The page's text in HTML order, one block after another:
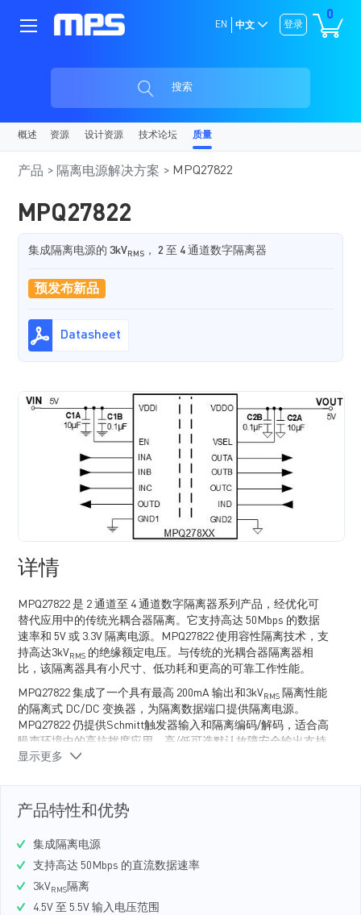
0
登录
EN 中文
搜索
概述 资源 设计资源 技术论坛 质量
产品 隔离电源解决方案 MPQ27822
MPQ27822
集成隔离电源的 3kV RMS ， 2 至 4 通道数字隔离器
预发布新品
Datasheet
详情
MPQ27822 是 2 通道至 4 通道数字隔离器系列产品，经优化可
替代应用中的传统光耦合器隔离。它支持高达 50Mbps 的数据
速率和 5V 或 3.3V 隔离电源。MPQ27822 使用容性隔离技术，支
持高达3kV RMS 的绝缘额定电压。与传统的光耦合器隔离器相
比，该隔离器具有小尺寸、低功耗和更高的可靠工作性能。
MPQ27822 集成了一个具有最高 200mA 输出和3kV RMS 隔离性能
的隔离式 DC/DC 变换器，为隔离数据端口提供隔离电源。
MPQ27822 仍提供Schmitt触发器输入和隔离编码/解码，适合高
噪声环境中的高抗扰度应用。高/低可选默认故障安全输出支持
应用中的灵活设计。
显示更多
产品特性和优势
集成隔离电源
支持高达 50Mbps 的直流数据速率
3kV RMS 隔离
4.5V 至 5.5V 输入电压范围